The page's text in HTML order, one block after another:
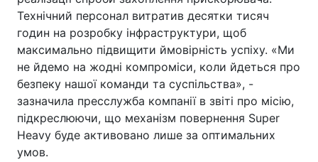
Технічний персонал витратив десятки тисяч
годин на розробку інфраструктури, щоб
максимально підвищити ймовірність успіху. «Ми
не йдемо на жодні компроміси, коли йдеться про
безпеку нашої команди та суспільства», -
зазначила пресслужба компанії в звіті про місію,
підкреслюючи, що механізм повернення Super
Heavy буде активовано лише за оптимальних
умов.